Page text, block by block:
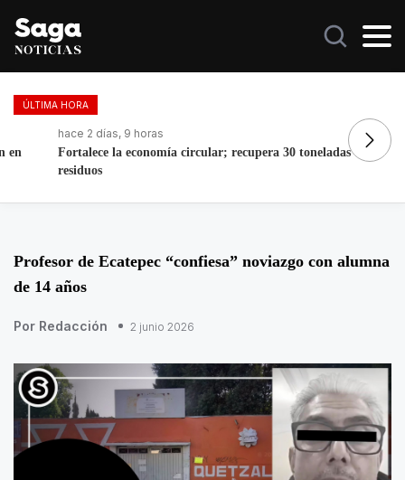
ÚLTIMA HORA
hace 2 días, 9 horas
Fortalece la economía circular; recupera 30 toneladas de
residuos
Profesor de Ecatepec “confiesa” noviazgo con alumna
de 14 años
Por Redacción 2 junio 2026